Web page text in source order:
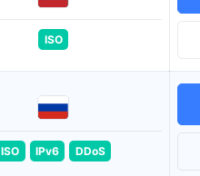
ISO
ISO IPv6 DDoS